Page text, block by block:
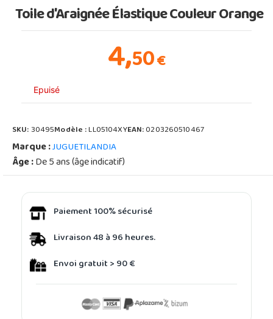
Toile d'Araignée Élastique Couleur Orange
4,50€
Epuisé
SKU:30495Modèle :LL05104XYEAN:0203260510467
Marque :JUGUETILANDIA
Âge :De 5 ans (âge indicatif)
Paiement 100% sécurisé
Livraison 48 à 96 heures.
Envoi gratuit > 90 €